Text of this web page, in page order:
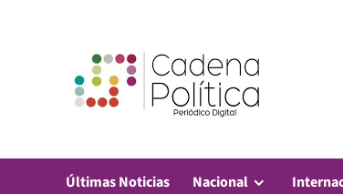
Últimas Noticias Nacional